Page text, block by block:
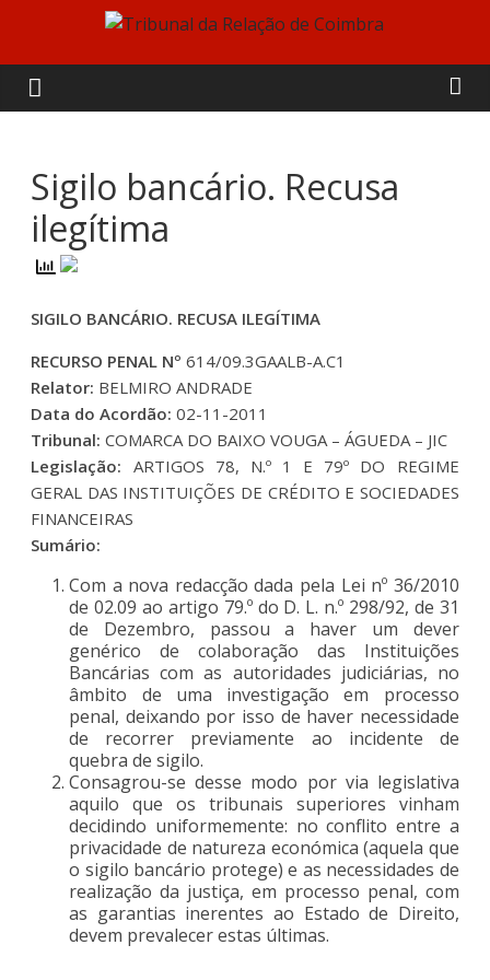
content
Tribunal
da
Relação
de
Coimbra
Sigilo bancário. Recusa
ilegítima
SIGILO BANCÁRIO. RECUSA ILEGÍTIMA
RECURSO PENAL Nº 614/09.3GAALB-A.C1
Relator: BELMIRO ANDRADE
Data do Acordão:02-11-2011
Tribunal:COMARCA DO BAIXO VOUGA – ÁGUEDA – JIC
Legislação: ARTIGOS 78, N.º 1 E 79º DO REGIME
GERAL DAS INSTITUIÇÕES DE CRÉDITO E SOCIEDADES
FINANCEIRAS
Sumário:
Com a nova redacção dada pela Lei nº 36/2010
de 02.09 ao artigo 79.º do D. L. n.º 298/92, de 31
de Dezembro, passou a haver um dever
genérico de colaboração das Instituições
Bancárias com as autoridades judiciárias, no
âmbito de uma investigação em processo
penal, deixando por isso de haver necessidade
de recorrer previamente ao incidente de
quebra de sigilo.
Consagrou-se desse modo por via legislativa
aquilo que os tribunais superiores vinham
decidindo uniformemente: no conflito entre a
privacidade de natureza económica (aquela que
o sigilo bancário protege) e as necessidades de
realização da justiça, em processo penal, com
as garantias inerentes ao Estado de Direito,
devem prevalecer estas últimas.